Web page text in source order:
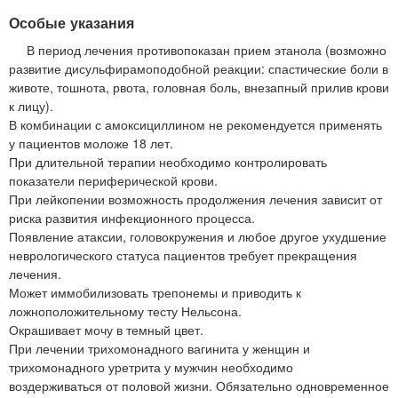
Особые указания
В период лечения противопоказан прием этанола (возможно
развитие дисульфирамоподобной реакции: спастические боли в
животе, тошнота, рвота, головная боль, внезапный прилив крови
к лицу).
В комбинации с амоксициллином не рекомендуется применять
у пациентов моложе 18 лет.
При длительной терапии необходимо контролировать
показатели периферической крови.
При лейкопении возможность продолжения лечения зависит от
риска развития инфекционного процесса.
Появление атаксии, головокружения и любое другое ухудшение
неврологического статуса пациентов требует прекращения
лечения.
Может иммобилизовать трепонемы и приводить к
ложноположительному тесту Нельсона.
Окрашивает мочу в темный цвет.
При лечении трихомонадного вагинита у женщин и
трихомонадного уретрита у мужчин необходимо
воздерживаться от половой жизни. Обязательно одновременное